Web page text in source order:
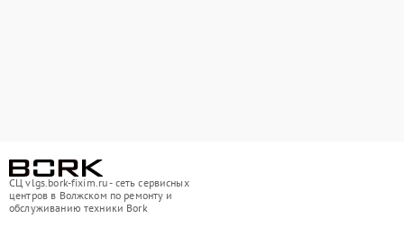
СЦ vlgs.bork-fixim.ru - сеть сервисных
центров в Волжском по ремонту и
обслуживанию техники Bork